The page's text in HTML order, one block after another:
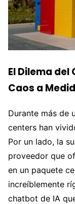
El Dilema
Caos a
Durante más de
centers han
Por un lado, la
proveedor que
en un paquete
increíblemente
chatbot de IA